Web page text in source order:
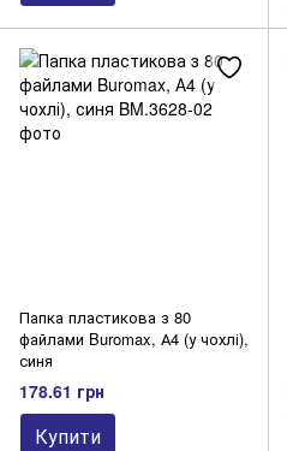
Папка пластикова з 80
файлами Buromax, А4 (у чохлі),
синя
178.61 грн
Купити